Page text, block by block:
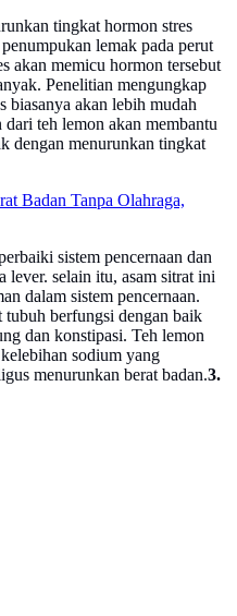
tingkat hormon stres
lemak pada perut
akan memicu hormon tersebut
Penelitian mengungkap
biasanya akan lebih mudah
teh lemon akan membantu
dengan menurunkan tingkat
Badan Tanpa Olahraga,
sistem pencernaan dan
lever. selain itu, asam sitrat ini
dalam sistem pencernaan.
berfungsi dengan baik
dan konstipasi. Teh lemon
sodium yang
menurunkan berat badan.3.